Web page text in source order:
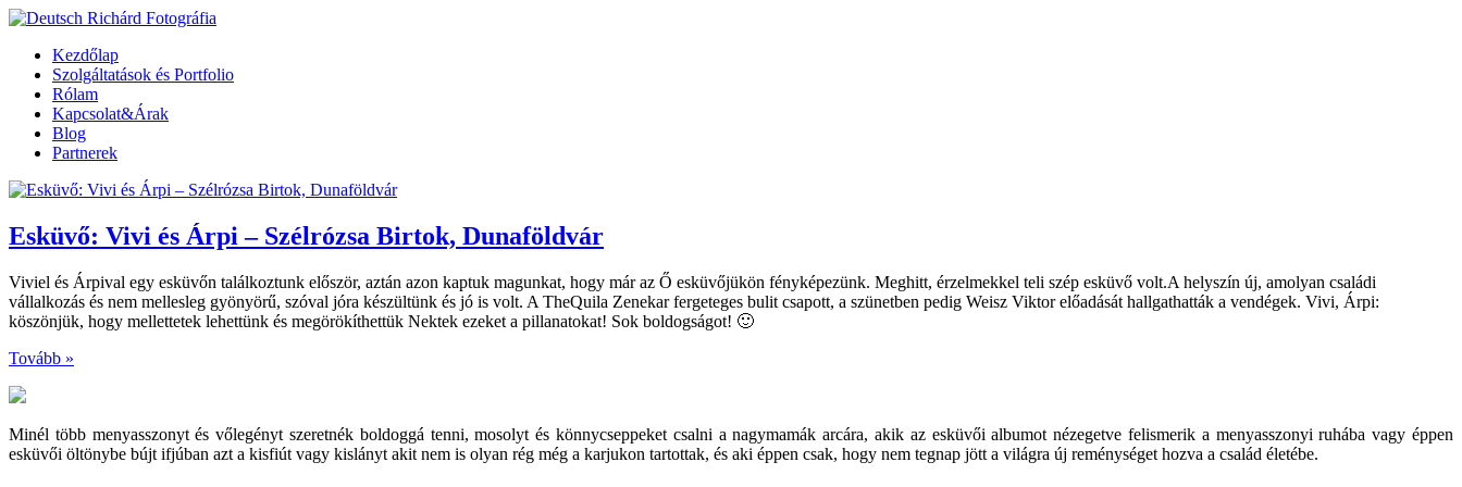
Kezdőlap
Szolgáltatások és Portfolio
Rólam
Kapcsolat&Árak
Blog
Partnerek
Esküvő: Vivi és Árpi – Szélrózsa Birtok, Dunaföldvár
Viviel és Árpival egy esküvőn találkoztunk először, aztán azon kaptuk magunkat, hogy már az Ő esküvőjükön fényképezünk. Meghitt, érzelmekkel teli szép esküvő volt.A helyszín új, amolyan családi
vállalkozás és nem mellesleg gyönyörű, szóval jóra készültünk és jó is volt. A TheQuila Zenekar fergeteges bulit csapott, a szünetben pedig Weisz Viktor előadását hallgathatták a vendégek. Vivi, Árpi:
köszönjük, hogy mellettetek lehettünk és megörökíthettük Nektek ezeket a pillanatokat! Sok boldogságot! 🙂
Tovább »
Minél több menyasszonyt és vőlegényt szeretnék boldoggá tenni, mosolyt és könnycseppeket csalni a nagymamák arcára, akik az esküvői albumot nézegetve felismerik a menyasszonyi ruhába vagy éppen
esküvői öltönybe bújt ifjúban azt a kisfiút vagy kislányt akit nem is olyan rég még a karjukon tartottak, és aki éppen csak, hogy nem tegnap jött a világra új reménységet hozva a család életébe.